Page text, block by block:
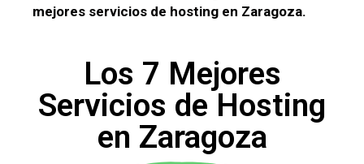
mejores servicios de hosting en Zaragoza.
Los 7 Mejores
Servicios de Hosting
en Zaragoza